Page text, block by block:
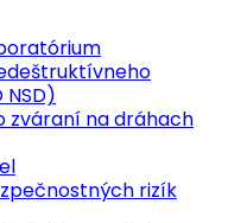
zváraní na dráhach
rizík